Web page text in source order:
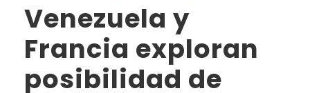
Venezuela y
Francia exploran
posibilidad de